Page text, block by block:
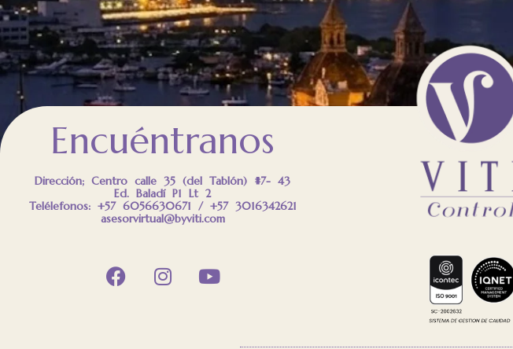
Encuéntranos
Dirección; Centro calle 35 (del Tablón) #7- 43
Ed. Baladí P1 Lt 2
Telélefonos: +57 6056630671 / +57 3016342621
asesorvirtual@byviti.com